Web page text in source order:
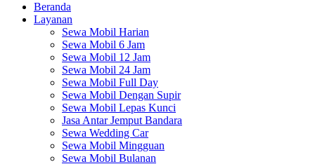
Beranda
Layanan
Sewa Mobil Harian
Sewa Mobil 6 Jam
Sewa Mobil 12 Jam
Sewa Mobil 24 Jam
Sewa Mobil Full Day
Sewa Mobil Dengan Supir
Sewa Mobil Lepas Kunci
Jasa Antar Jemput Bandara
Sewa Wedding Car
Sewa Mobil Mingguan
Sewa Mobil Bulanan